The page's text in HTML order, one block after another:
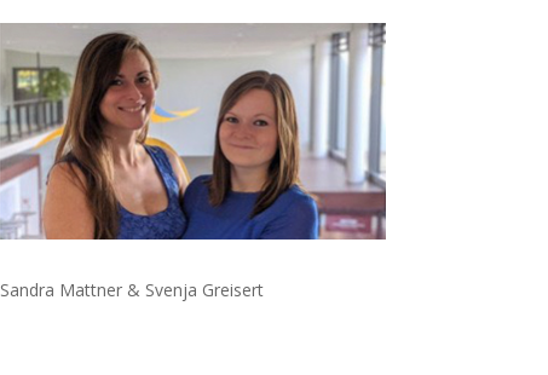
Sandra Mattner & Svenja Greisert